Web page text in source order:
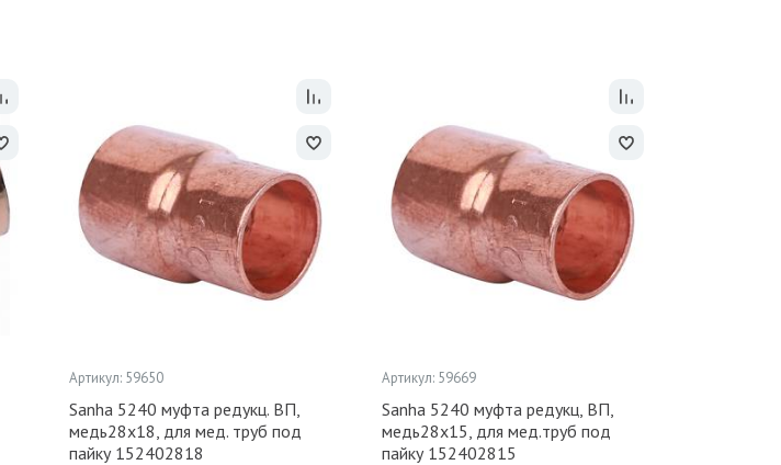
Артикул: 59650
Sanha 5240 муфта редукц. ВП,
медь28x18, для мед. труб под
пайку 152402818
Артикул: 59669
Sanha 5240 муфта редукц, ВП,
медь28x15, для мед.труб под
пайку 152402815